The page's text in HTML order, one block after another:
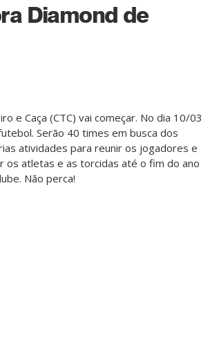
Diamond de
e Caça (CTC) vai começar. No dia 10/03
Serão 40 times em busca dos
atividades para reunir os jogadores e
os atletas e as torcidas até o fim do ano
Não perca!